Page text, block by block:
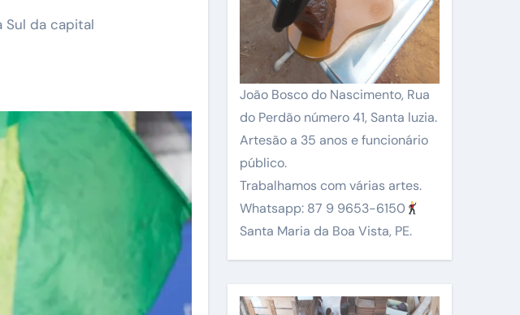
João Bosco do Nascimento, Rua
do Perdão número 41, Santa luzia.
Artesão a 35 anos e funcionário
público.
Trabalhamos com várias artes.
Whatsapp: 87 9 9653-6150
Santa Maria da Boa Vista, PE.